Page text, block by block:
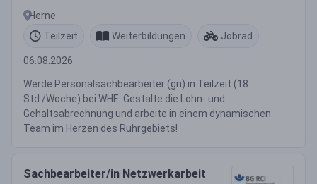
Herne
Teilzeit
Weiterbildungen Jobrad
06.08.2026
Werde Personalsachbearbeiter (gn) in Teilzeit (18
Std./Woche) bei WHE. Gestalte die Lohn- und
Gehaltsabrechnung und arbeite in einem dynamischen
Team im Herzen des Ruhrgebiets!
Sachbearbeiter/in Netzwerkarbeit